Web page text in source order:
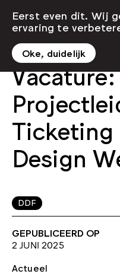
Vacature:
Ticketing
Design
DDF
GEPUBLICEERD OP
2 JUNI 2025
Actueel
Eerst even dit. Wij
ervaring te
Oke, duidelijk